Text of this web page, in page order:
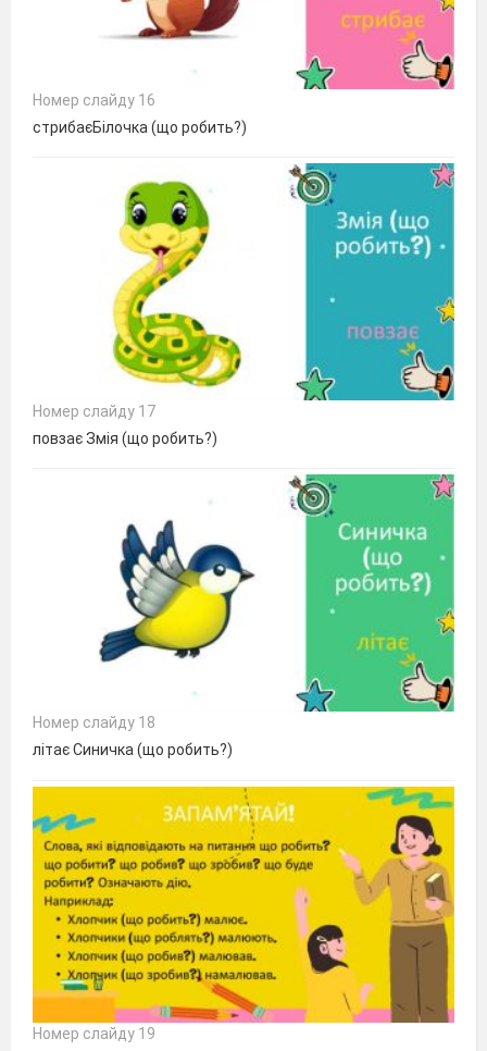
Номер слайду 16
стрибаєБілочка (що робить?)
Номер слайду 17
повзає Змія (що робить?)
Номер слайду 18
літає Синичка (що робить?)
Номер слайду 19